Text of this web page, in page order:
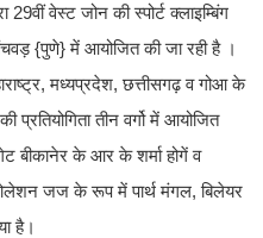
वेस्ट जोन की स्पोर्ट क्लाइम्बिंग
{पुणे} में आयोजित की जा रही है ।
मध्यप्रदेश, छत्तीसगढ़ व गोआ के
तीन वर्गो में आयोजित
बीकानेर के आर के शर्मा होगें व
जज के रूप में पार्थ मंगल, बिलेयर
है।